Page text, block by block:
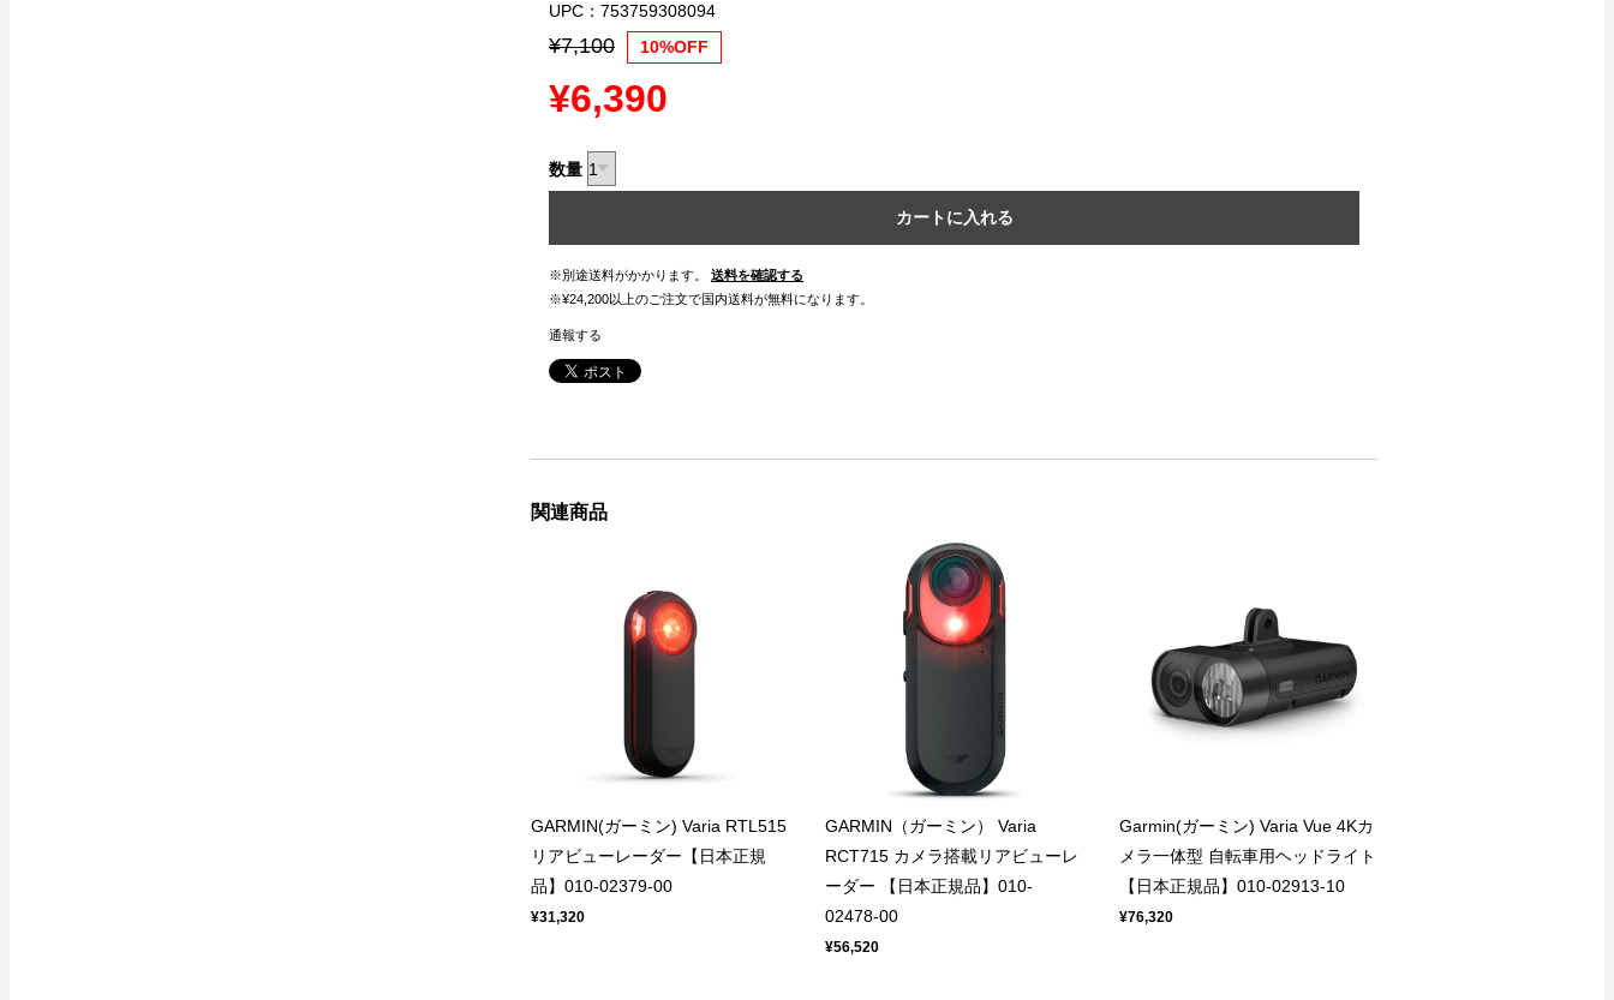
UPC：753759308094
¥7,100 10%OFF
¥6,390
数量
カートに入れる
※別途送料がかかります。
送料を確認する
※¥24,200以上のご注文で国内送料が無料になります。
通報する
関連商品
GARMIN(ガーミン) Varia RTL515
リアビューレーダー【日本正規
品】010-02379-00
¥31,320
GARMIN（ガーミン） Varia
RCT715 カメラ搭載リアビューレ
ーダー 【日本正規品】010-
02478-00
¥56,520
Garmin(ガーミン) Varia Vue 4Kカ
メラ一体型 自転車用ヘッドライト
【日本正規品】010-02913-10
¥76,320